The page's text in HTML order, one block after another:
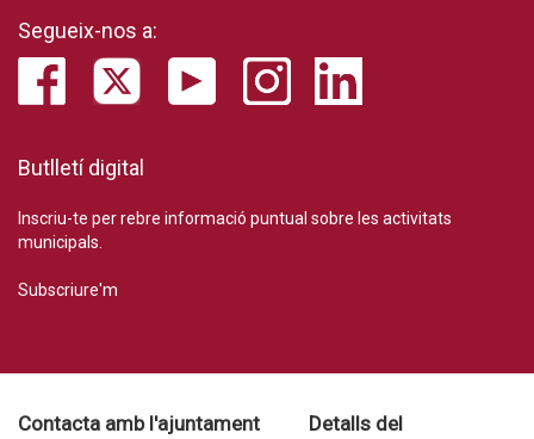
Segueix-nos a:
Butlletí digital
Inscriu-te per rebre informació puntual sobre les activitats
municipals.
Subscriure'm
Contacta amb l'ajuntament
Detalls del